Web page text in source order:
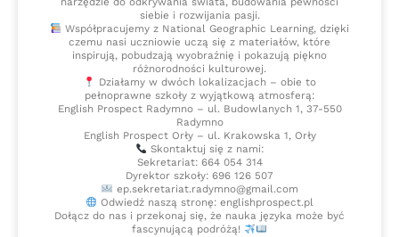
siebie i rozwijania pasji.
Współpracujemy z National Geographic Learning, dzięki
czemu nasi uczniowie uczą się z materiałów, które
inspirują, pobudzają wyobraźnię i pokazują piękno
różnorodności kulturowej.
Działamy w dwóch lokalizacjach – obie to
pełnoprawne szkoły z wyjątkową atmosferą:
English Prospect Radymno – ul. Budowlanych 1, 37-550
Radymno
English Prospect Orły – ul. Krakowska 1, Orły
Skontaktuj się z nami:
Sekretariat: 664 054 314
Dyrektor szkoły: 696 126 507
ep.sekretariat.radymno@gmail.com
Odwiedź naszą stronę: englishprospect.pl
Dołącz do nas i przekonaj się, że nauka języka może być
fascynującą podróżą!